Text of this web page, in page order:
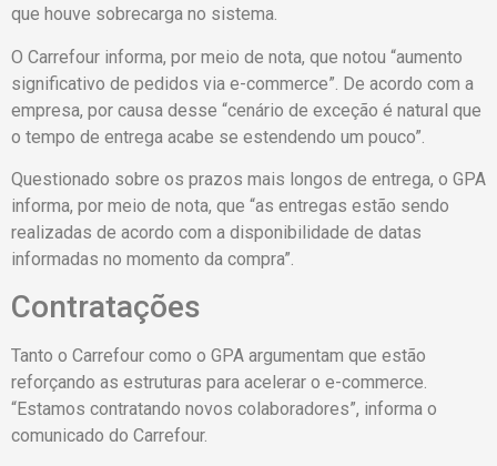
que houve sobrecarga no sistema.
O Carrefour informa, por meio de nota, que notou “aumento
significativo de pedidos via e-commerce”. De acordo com a
empresa, por causa desse “cenário de exceção é natural que
o tempo de entrega acabe se estendendo um pouco”.
Questionado sobre os prazos mais longos de entrega, o GPA
informa, por meio de nota, que “as entregas estão sendo
realizadas de acordo com a disponibilidade de datas
informadas no momento da compra”.
Contratações
Tanto o Carrefour como o GPA argumentam que estão
reforçando as estruturas para acelerar o e-commerce.
“Estamos contratando novos colaboradores”, informa o
comunicado do Carrefour.